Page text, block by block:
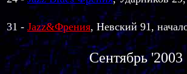
31 - Jazz&Френия, Невский 91,
Сентябрь '2003